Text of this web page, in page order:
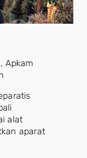
Apkam
alat
aparat